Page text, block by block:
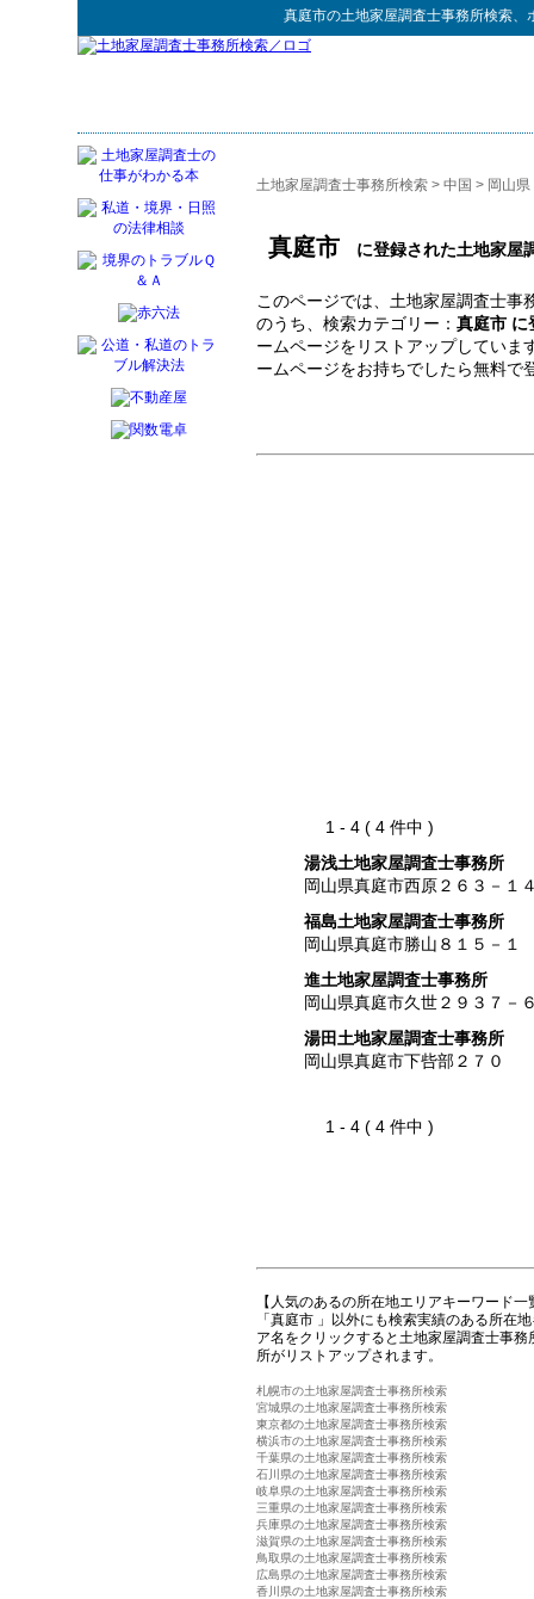
真庭市の土地家屋調査士事務所検索、
土地家屋調査士事務所検索 > 中国 > 岡山県
真庭市 に登録された土地家屋
このページでは、土地家屋調査士事
のうち、検索カテゴリー： 真庭市 に
ームページをリストアップしてい
ームページをお持ちでしたら無料で
1 - 4 ( 4 件中 )
湯浅土地家屋調査士事務所
岡山県真庭市西原２６３－１
福島土地家屋調査士事務所
岡山県真庭市勝山８１５－１
進土地家屋調査士事務所
岡山県真庭市久世２９３７－
湯田土地家屋調査士事務所
岡山県真庭市下呰部２７０
1 - 4 ( 4 件中 )
【人気のあるの所在地エリアキーワード一
「真庭市 」以外にも検索実績のある所在
ア名をクリックすると土地家屋調査士事
所がリストアップされます。
札幌市の土地家屋調査士事務所検索
宮城県の土地家屋調査士事務所検索
東京都の土地家屋調査士事務所検索
横浜市の土地家屋調査士事務所検索
千葉県の土地家屋調査士事務所検索
石川県の土地家屋調査士事務所検索
岐阜県の土地家屋調査士事務所検索
三重県の土地家屋調査士事務所検索
兵庫県の土地家屋調査士事務所検索
滋賀県の土地家屋調査士事務所検索
鳥取県の土地家屋調査士事務所検索
広島県の土地家屋調査士事務所検索
香川県の土地家屋調査士事務所検索